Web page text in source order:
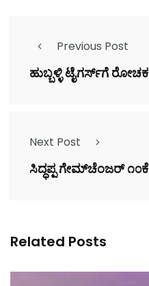
Previous Post
ಹುಬ್ಬಳ್ಳಿ ಟೈಗರ್ಸ್‌ಗೆ
Next Post
ಸಿದ್ಧಪ್ಪ ಗೇಮ್‌ಚೆಂಜರ್
Related Posts